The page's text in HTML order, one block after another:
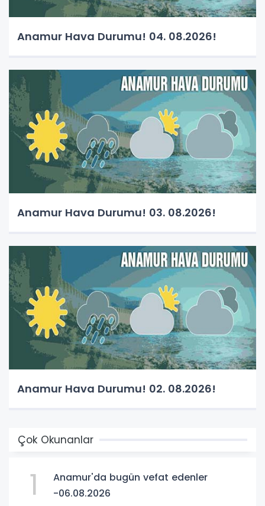
Anamur Hava Durumu! 04. 08.2026!
Anamur Hava Durumu! 03. 08.2026!
Anamur Hava Durumu! 02. 08.2026!
Çok Okunanlar
1
Anamur'da bugün vefat edenler
-06.08.2026